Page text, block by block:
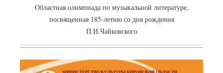
Областная олимпиада по музыкальной литературе,
посвященная 185-летию со дня рождения
П.И.Чайковского